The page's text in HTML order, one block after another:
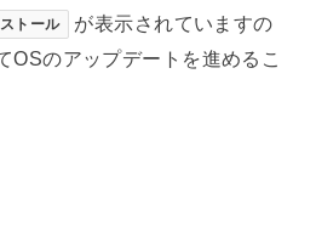
トール
が表示されていますの
OSのアップデートを進めるこ